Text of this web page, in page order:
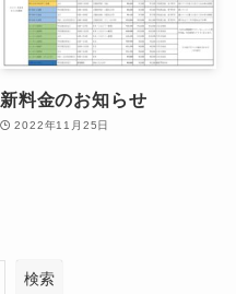
新料金のお知らせ
2022年11月25日
検索